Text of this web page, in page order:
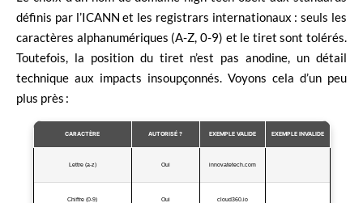
définis par l’ICANN et les registrars internationaux : seuls les
caractères alphanumériques (A-Z, 0-9) et le tiret sont tolérés.
Toutefois, la position du tiret n’est pas anodine, un détail
technique aux impacts insoupçonnés. Voyons cela d’un peu
plus près :
CARACTÈRE AUTORISÉ ? EXEMPLE VALIDE EXEMPLE INVALIDE
Lettre (a-z) Oui innovatetech.com
Chiffre (0-9) Oui cloud360.io